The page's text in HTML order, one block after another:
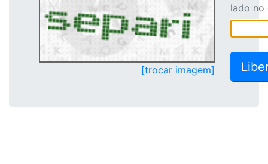
[trocar imagem]
lado no